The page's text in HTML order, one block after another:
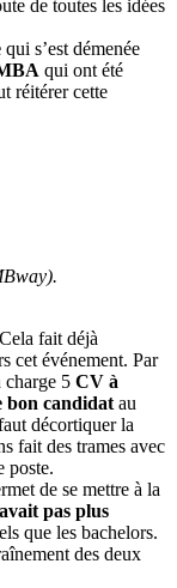
de toutes les idées
qui s’est démenée
qui ont été
réitérer cette
fait déjà
cet événement. Par
charge 5 CV à
bon candidatau
décortiquer la
fait des trames avec
poste.
de se mettre à la
pas plus
que les bachelors.
des deux